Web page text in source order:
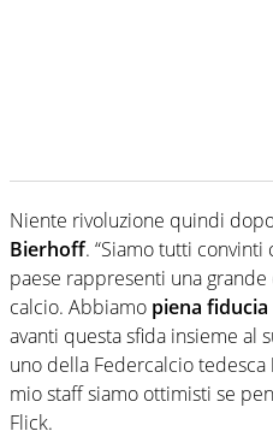
Niente rivoluzione quindi
Bierhoff. “Siamo tutti
paese rappresenti una
calcio. Abbiamo piena fiducia
avanti questa sfida insieme al
uno della Federcalcio tedesca
mio staff siamo ottimisti se
Flick.